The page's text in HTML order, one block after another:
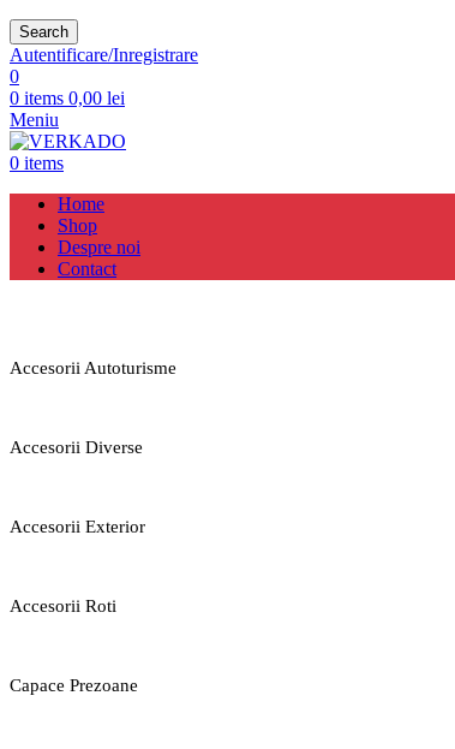
Search
Autentificare/Inregistrare
0
0 items 0,00 lei
Meniu
0 items
Home
Shop
Despre noi
Contact
Accesorii Autoturisme
Accesorii Diverse
Accesorii Exterior
Accesorii Roti
Capace Prezoane